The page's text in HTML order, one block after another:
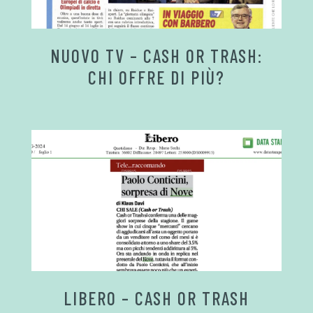
NUOVO TV – CASH OR TRASH:
CHI OFFRE DI PIÙ?
LIBERO – CASH OR TRASH